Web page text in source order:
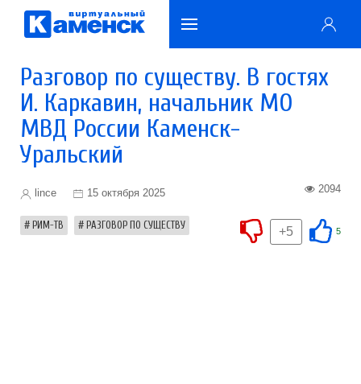
Разговор по существу. В гостях
И. Каркавин, начальник МО
МВД России Каменск-
Уральский
lince 15 октября 2025 2094
РИМ-ТВ РАЗГОВОР ПО СУЩЕСТВУ 5
+5